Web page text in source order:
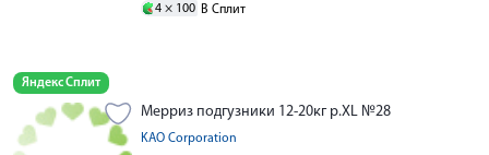
4 × 100 В Сплит
Яндекс Сплит
Мерриз подгузники 12-20кг р.XL №28
KAO Corporation